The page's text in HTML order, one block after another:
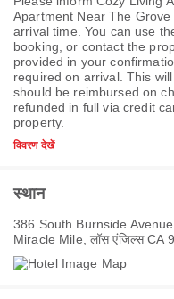
Apartment Near The
arrival time. You can use
booking, or contact the
provided in your
required on arrival. This
should be reimbursed on
refunded in full via credit
property.
विवरण देखें
स्थान
386 South Burnside Avenue
Miracle Mile, लॉस एंजिल्स CA